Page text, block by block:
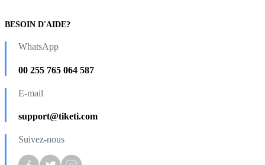
BESOIN D'AIDE?
WhatsApp
00 255 765 064 587
E-mail
support@tiketi.com
Suivez-nous